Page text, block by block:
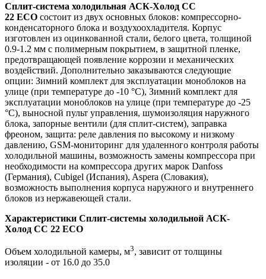
Сплит-система холодильная АСК-Холод CC
22 ECO состоит из двух основных блоков: компрессорно-
конденсаторного блока и воздухоохладителя. Корпус
изготовлен из оцинкованной стали, белого цвета, толщиной
0.9-1.2 мм с полимерным покрытием, в защитной пленке,
предотвращающей появление коррозии и механических
воздействий. Дополнительно заказываются следующие
опции: Зимний комплект для эксплуатации моноблоков на
улице (при температуре до -10 °С), Зимний комплект для
эксплуатации моноблоков на улице (при температуре до -25
°С), выносной пульт управления, шумоизоляция наружного
блока, запорные вентили (для сплит-систем), заправка
фреоном, защита: реле давления по высокому и низкому
давлению, GSM-мониторинг для удаленного контроля работы
холодильной машины, возможность замены компрессора при
необходимости на компрессора других марок Danfoss
(Германия), Cubigel (Испания), Aspera (Словакия),
возможность выполнения корпуса наружного и внутреннего
блоков из нержавеющей стали.
Характеристики Сплит-системы холодильной АСК-
Холод CC 22 ECO
Объем холодильной камеры, м3, зависит от толщины
изоляции - от 16.0 до 35.0